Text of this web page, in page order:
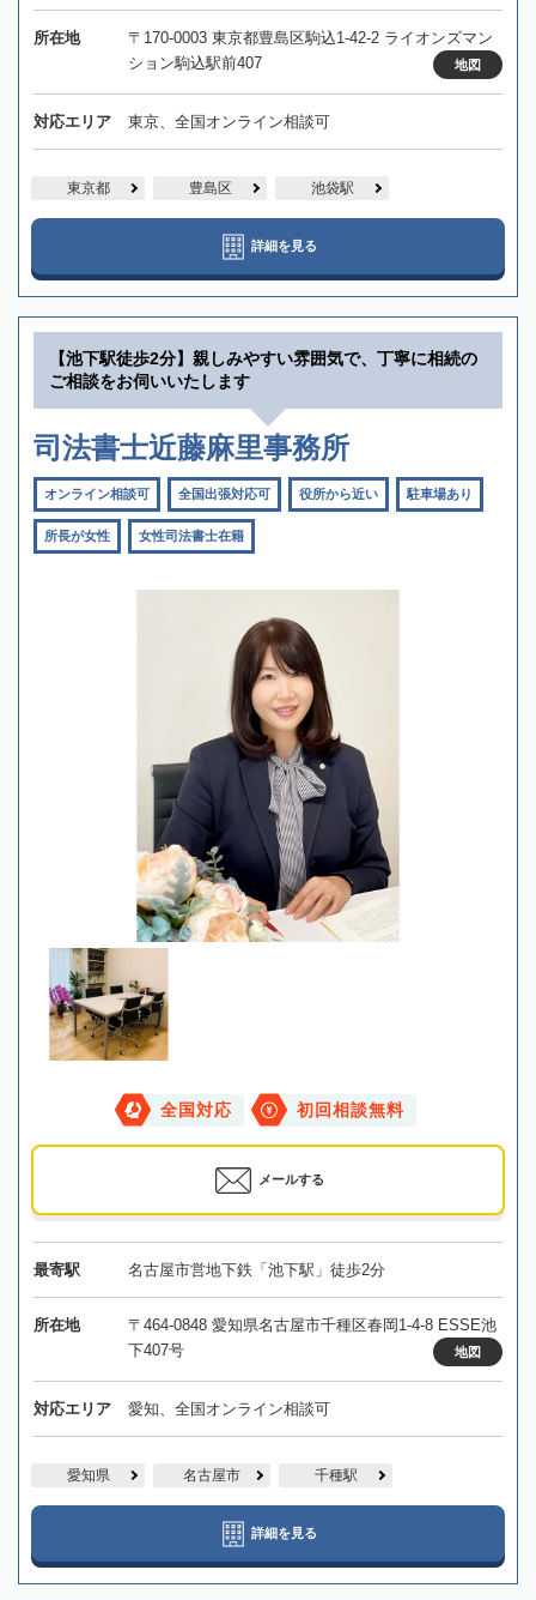
所在地
〒170-0003 東京都豊島区駒込1-42-2 ライオンズマン
ション駒込駅前407
地図
対応エリア 東京、全国オンライン相談可
東京都 豊島区 池袋駅
詳細を見る
【池下駅徒歩2分】親しみやすい雰囲気で、丁寧に相続の
ご相談をお伺いいたします
司法書士近藤麻里事務所
オンライン相談可 全国出張対応可 役所から近い 駐車場あり
所長が女性 女性司法書士在籍
全国対応 初回相談無料
メールする
最寄駅 名古屋市営地下鉄「池下駅」徒歩2分
所在地
〒464-0848 愛知県名古屋市千種区春岡1-4-8 ESSE池
下407号
地図
対応エリア 愛知、全国オンライン相談可
愛知県 名古屋市 千種駅
詳細を見る